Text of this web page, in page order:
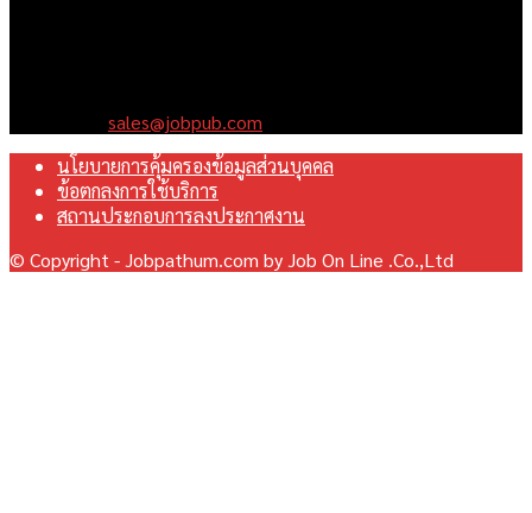
sales@jobpub.com
นโยบายการคุ้มครองข้อมูลส่วนบุคคล
ข้อตกลงการใช้บริการ
สถานประกอบการลงประกาศงาน
© Copyright - Jobpathum.com by Job On Line .Co.,Ltd